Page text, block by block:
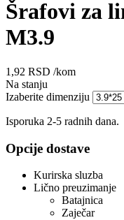
Šrafovi za
M3.9
1,92 RSD /kom
Na stanju
Izaberite dimenziju
Isporuka 2-5 radnih dana.
Opcije dostave
Kurirska sluzba
Lično preuzimanje
Batajnica
Zaječar